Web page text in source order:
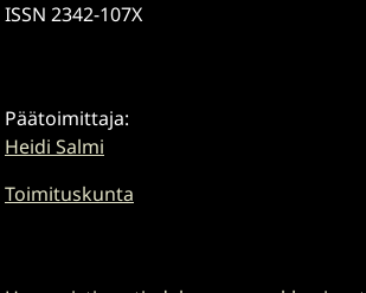
ISSN 2342-107X
Päätoimittaja:
Heidi Salmi
Toimituskunta